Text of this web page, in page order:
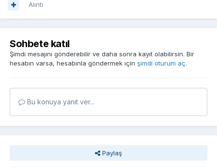
Alıntı
Sohbete katıl
Şimdi mesajını gönderebilir ve daha sonra kayıt olabilirsin. Bir
hesabın varsa, hesabınla göndermek için şimdi oturum aç.
Bu konuya yanıt ver...
Paylaş